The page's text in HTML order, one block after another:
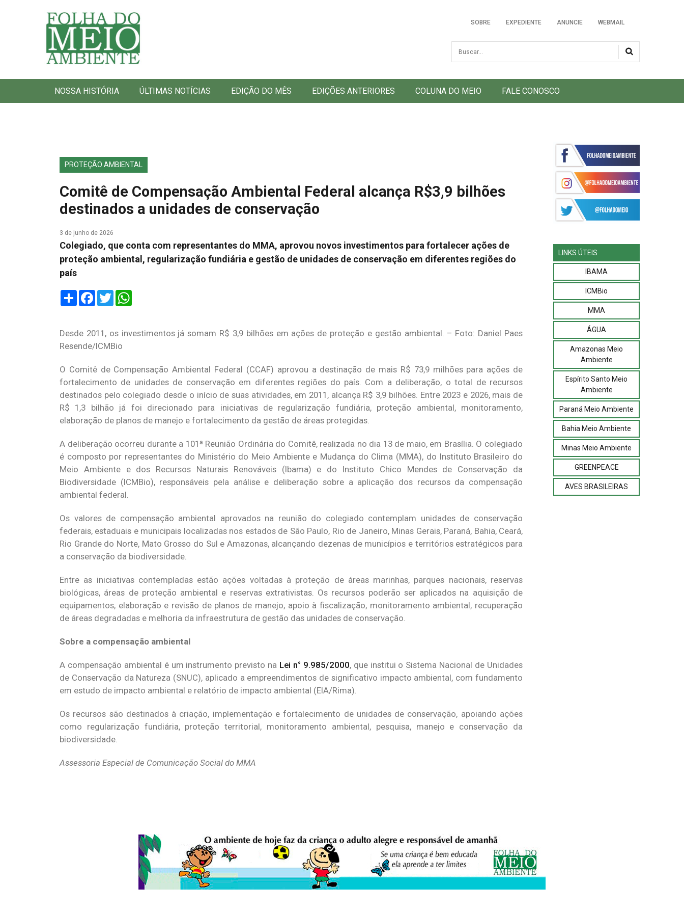
Folha do Meio Ambiente
SOBRE EXPEDIENTE ANUNCIE WEBMAIL
Busca
NOSSA HISTÓRIA ÚLTIMAS NOTÍCIAS EDIÇÃO DO MÊS EDIÇÕES ANTERIORES COLUNA DO MEIO FALE CONOSCO
PROTEÇÃO AMBIENTAL
Comitê de Compensação Ambiental Federal alcança R$3,9 bilhões
destinados a unidades de conservação
3 de junho de 2026
Colegiado, que conta com representantes do MMA, aprovou novos investimentos para fortalecer ações de
proteção ambiental, regularização fundiária e gestão de unidades de conservação em diferentes regiões do
país
ShareFacebook
Twitter
Desde 2011, os investimentos já somam R$ 3,9 bilhões em ações de proteção e gestão ambiental. – Foto: Daniel Paes
Resende/ICMBio
O Comitê de Compensação Ambiental Federal (CCAF) aprovou a destinação de mais R$ 73,9 milhões para ações de
fortalecimento de unidades de conservação em diferentes regiões do país. Com a deliberação, o total de recursos
destinados pelo colegiado desde o início de suas atividades, em 2011, alcança R$ 3,9 bilhões. Entre 2023 e 2026, mais de
R$ 1,3 bilhão já foi direcionado para iniciativas de regularização fundiária, proteção ambiental, monitoramento,
elaboração de planos de manejo e fortalecimento da gestão de áreas protegidas.
A deliberação ocorreu durante a 101ª Reunião Ordinária do Comitê, realizada no dia 13 de maio, em Brasília. O colegiado
é composto por representantes do Ministério do Meio Ambiente e Mudança do Clima (MMA), do Instituto Brasileiro do
Meio Ambiente e dos Recursos Naturais Renováveis (Ibama) e do Instituto Chico Mendes de Conservação da
Biodiversidade (ICMBio), responsáveis pela análise e deliberação sobre a aplicação dos recursos da compensação
ambiental federal.
Os valores de compensação ambiental aprovados na reunião do colegiado contemplam unidades de conservação
federais, estaduais e municipais localizadas nos estados de São Paulo, Rio de Janeiro, Minas Gerais, Paraná, Bahia, Ceará,
Rio Grande do Norte, Mato Grosso do Sul e Amazonas, alcançando dezenas de municípios e territórios estratégicos para
a conservação da biodiversidade.
Entre as iniciativas contempladas estão ações voltadas à proteção de áreas marinhas, parques nacionais, reservas
biológicas, áreas de proteção ambiental e reservas extrativistas. Os recursos poderão ser aplicados na aquisição de
equipamentos, elaboração e revisão de planos de manejo, apoio à fiscalização, monitoramento ambiental, recuperação
de áreas degradadas e melhoria da infraestrutura de gestão das unidades de conservação.
Sobre a compensação ambiental
A compensação ambiental é um instrumento previsto na Lei n° 9.985/2000, que institui o Sistema Nacional de Unidades
de Conservação da Natureza (SNUC), aplicado a empreendimentos de significativo impacto ambiental, com fundamento
em estudo de impacto ambiental e relatório de impacto ambiental (EIA/Rima).
Os recursos são destinados à criação, implementação e fortalecimento de unidades de conservação, apoiando ações
como regularização fundiária, proteção territorial, monitoramento ambiental, pesquisa, manejo e conservação da
biodiversidade.
Assessoria Especial de Comunicação Social do MMA
LINKS ÚTEIS
IBAMA
ICMBio
MMA
ÁGUA
Amazonas Meio
Ambiente
Espírito Santo Meio
Ambiente
Paraná Meio Ambiente
Bahia Meio Ambiente
Minas Meio Ambiente
GREENPEACE
AVES BRASILEIRAS